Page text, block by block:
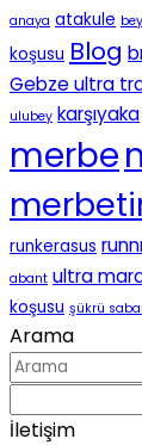
anaya atakule
koşusu Blog
Gebze ultra
ulubey karşıyaka
merbe
runkerasus
abant ultra
koşusu şükrü
Arama
İletişim